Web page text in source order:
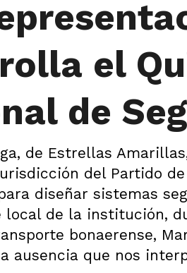
el
de
de Estrellas
del Partido
diseñar sistemas
de la institución,
bonaerense,
ausencia que nos